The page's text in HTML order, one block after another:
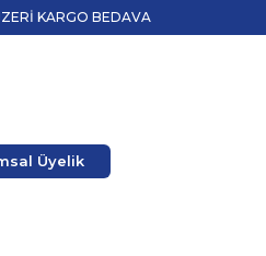
KARGO BEDAVA
Üyelik